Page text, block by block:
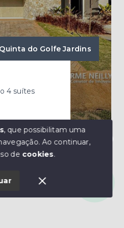
do Golfe Jardins
4 suítes
- São José
disponíveis para te ajudar.
, que possibilitam uma
Ao continuar,
de cookies.